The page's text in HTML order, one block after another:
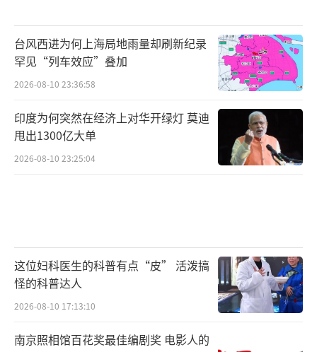
台风西进为何上海局地雨量却刷新纪录
罕见“列车效应”叠加
2026-08-10 23:36:58
印度为何突然在经济上对华开绿灯 莫迪
甩出1300亿大单
2026-08-10 23:25:04
这位妇科医生的科普有点“皮” 活泼搞
怪的科普达人
2026-08-10 17:13:10
南京照相馆百花奖最佳编剧奖 电影人的